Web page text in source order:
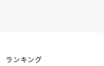
ランキング